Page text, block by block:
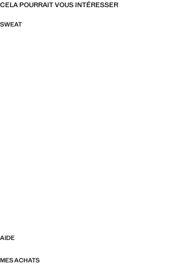
CELA POURRAIT VOUS INTÉRESSER
SWEAT
AIDE
MES ACHATS